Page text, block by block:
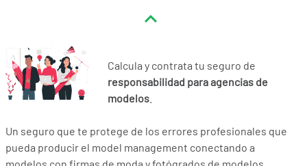
Calcula y contrata tu seguro de
responsabilidad para agencias de
modelos
Un seguro que te protege de los errores profesionales que
pueda producir el model management conectando a
modelos con firmas de moda y fotógrados de modelos.